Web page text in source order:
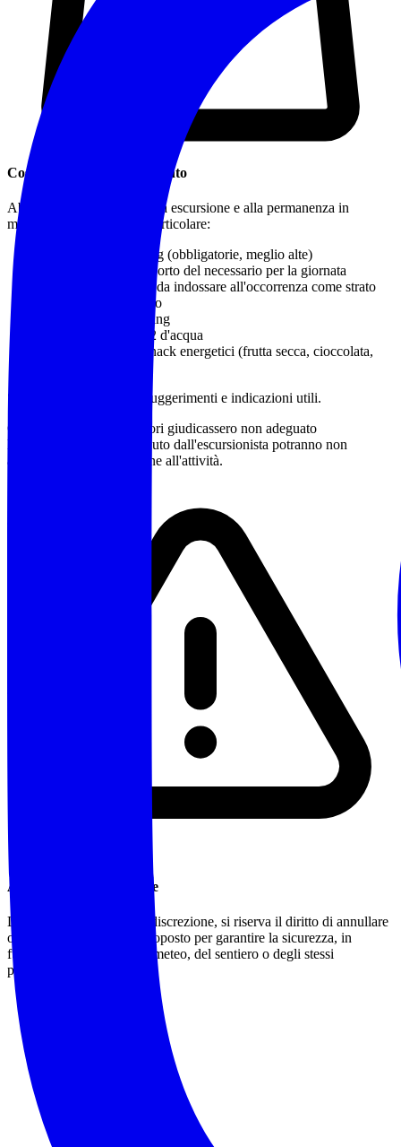
Cosa Portare / Abbigliamento
Abbigliamento idoneo a una escursione e alla permanenza in
montagna o in natura, in particolare:
Calzature da trekking (obbligatorie, meglio alte)
Zaino adatto al trasporto del necessario per la giornata
Capo impermeabile da indossare all'occorrenza come strato
più esterno protettivo
Bastoncini da trekking
Almeno 1 litro e 1/2 d'acqua
Pranzo al sacco e snack energetici (frutta secca, cioccolata,
Sono a disposizione per suggerimenti e indicazioni utili.
Qualora gli accompagnatori giudicassero non adeguato
l'equipaggiamento posseduto dall'escursionista potranno non
accettarne la partecipazione all'attività.
Annullamento/Modifiche
L'accompagnatore, a sua discrezione, si riserva il diritto di annullare
o modificare l'itinerario proposto per garantire la sicurezza, in
funzione delle condizioni meteo, del sentiero o degli stessi
partecipanti.